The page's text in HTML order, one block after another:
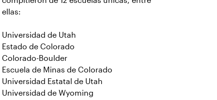
ellas:
Universidad de Utah
Estado de Colorado
Colorado-Boulder
Escuela de Minas de Colorado
Universidad Estatal de Utah
Universidad de Wyoming